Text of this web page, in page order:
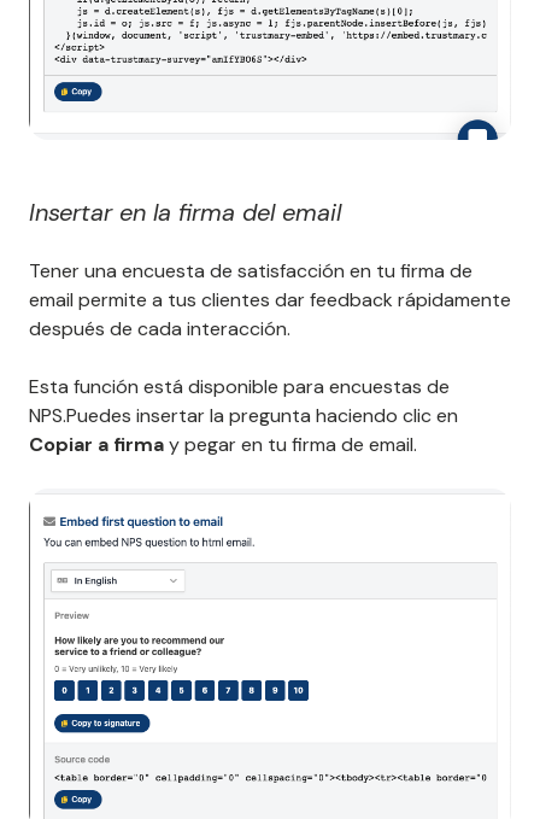
Insertar en la firma del email
Tener una encuesta de satisfacción en tu firma de
email permite a tus clientes dar feedback rápidamente
después de cada interacción.
Esta función está disponible para encuestas de
NPS.Puedes insertar la pregunta haciendo clic en
Copiar a firmay pegar en tu firma de email.